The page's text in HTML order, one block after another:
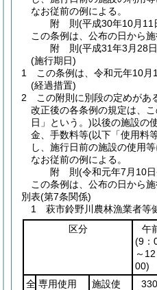
なお従前の例による。
附 則(平成30年10月11
この条例は、公布の日から施
附 則(平成31年3月28
(施行期日)
1
この条例は、令和元年10月
(経過措置)
2
この附則に別段の定めがあ
改正後の各条例の規定は、
日」という。)以後の施設の
金、手数料等(以下「使用料
し、施行日前の施設の使用
なお従前の例による。
附 則(令和元年7月10日
この条例は、公布の日から施
別表(第7条関係)
1 萩市鈴野川農林漁業者等
区分
午
(9：
～12
00)
全 専用使用
施設使